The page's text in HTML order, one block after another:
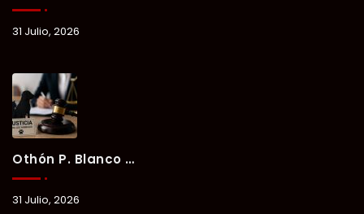
31 Julio, 2026
Othón P. Blanco Refrenda Su Compromiso Contra El Maltrato Animal: Vinculan A Proceso A Presunto Responsable Tras Denuncia Del Ayuntamiento.
31 Julio, 2026